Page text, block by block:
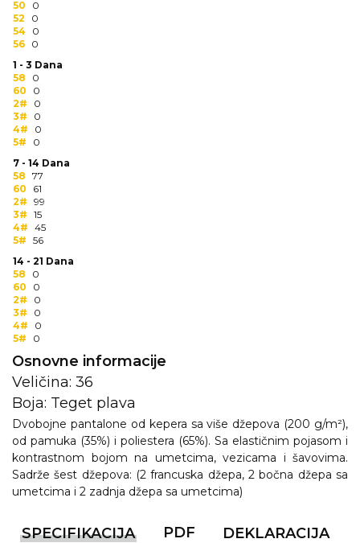
RADNA OPREMA
50
0
52
0
54
0
56 0
1 - 3 Dana
58
0
60
0
2#
0
3#
0
4#
0
5#
0
7 - 14 Dana
58 77
60
61
2# 99
3# 15
4# 45
5# 56
14 - 21 Dana
58
0
60
0
2#
0
3#
0
4#
0
5#
0
Osnovne informacije
Veličina: 36
Boja: Teget plava
Dvobojne pantalone od kepera sa više džepova (200 g/m²),
od pamuka (35%) i poliestera (65%). Sa elastičnim pojasom i
kontrastnom bojom na umetcima, vezicama i šavovima.
Sadrže šest džepova: (2 francuska džepa, 2 bočna džepa sa
umetcima i 2 zadnja džepa sa umetcima)
SPECIFIKACIJA PDF DEKLARACIJA